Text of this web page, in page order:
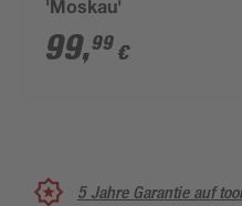
'Moskau'
99,99 €
5 Jahre Garantie auf